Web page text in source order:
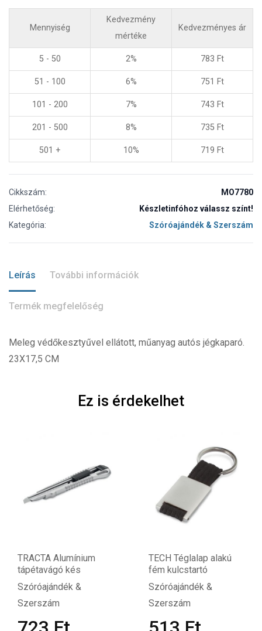
Mennyiség
Kedvezmény
mértéke
Kedvezményes ár
5 - 50 2% 783 Ft
51 - 100 6% 751 Ft
101 - 200 7% 743 Ft
201 - 500 8% 735 Ft
501 + 10% 719 Ft
Cikkszám:
MO7780
Elérhetőség:
Készletinfóhoz válassz színt!
Kategória:
Szóróajándék & Szerszám
Leírás További információk
Termék megfelelőség
Meleg védőkesztyűvel ellátott, műanyag autós jégkaparó.
23X17,5 CM
Ez is érdekelhet
TRACTA Alumínium
tápétavágó kés
Szóróajándék &
Szerszám
TECH Téglalap alakú
fém kulcstartó
Szóróajándék &
Szerszám